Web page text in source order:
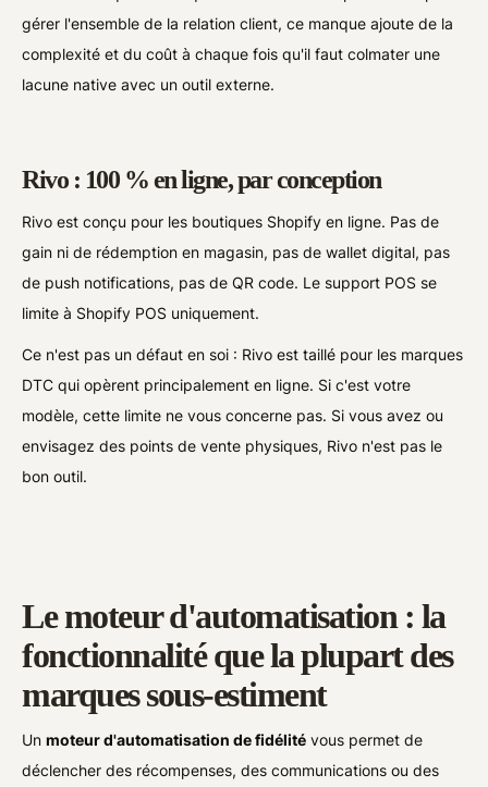
gérer l'ensemble de la relation client, ce manque ajoute de la
complexité et du coût à chaque fois qu'il faut colmater une
lacune native avec un outil externe.
Rivo : 100 % en ligne, par conception
Rivo est conçu pour les boutiques Shopify en ligne. Pas de
gain ni de rédemption en magasin, pas de wallet digital, pas
de push notifications, pas de QR code. Le support POS se
limite à Shopify POS uniquement.
Ce n'est pas un défaut en soi : Rivo est taillé pour les marques
DTC qui opèrent principalement en ligne. Si c'est votre
modèle, cette limite ne vous concerne pas. Si vous avez ou
envisagez des points de vente physiques, Rivo n'est pas le
bon outil.
Le moteur d'automatisation : la
fonctionnalité que la plupart des
marques sous-estiment
Unmoteur d'automatisation de fidélité vous permet de
déclencher des récompenses, des communications ou des